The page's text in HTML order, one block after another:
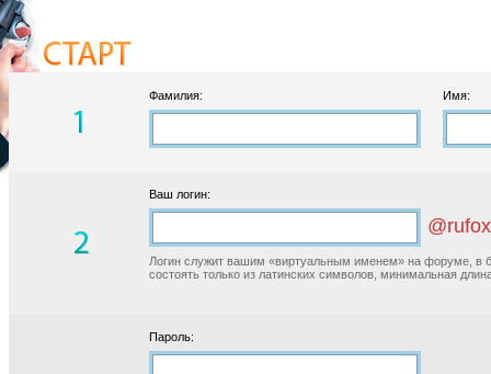
Фамилия: Имя:
Ваш логин:
Логин служит вашим «виртуальным именем» на форуме, в
состоять только из латинских символов, минимальная
Пароль: